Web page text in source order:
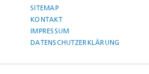
SITEMAP
KONTAKT
IMPRESSUM
DATENSCHUTZERKLÄRUNG